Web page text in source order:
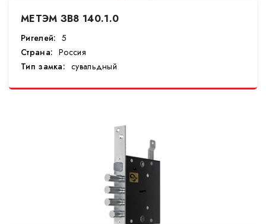
МЕТЭМ ЗВ8 140.1.0
Ригелей: 5
Страна: Россия
Тип замка: сувальдный